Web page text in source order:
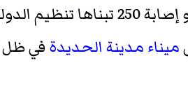
ميناء مدينة الحديدة في